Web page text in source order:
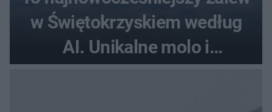
w Świętokrzyskiem według
AI. Unikalne molo i
promenada